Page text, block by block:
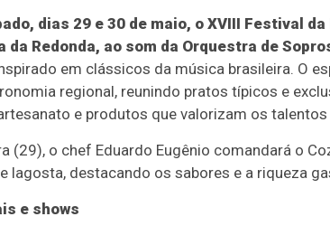
dias 29 e 30 de maio, o XVIII Festival
da Redonda, ao som da Orquestra de
em clássicos da música brasileira. O
regional, reunindo pratos típicos e
e produtos que valorizam os
(29), o chef Eduardo Eugênio comandará o
lagosta, destacando os sabores e a riqueza
e shows